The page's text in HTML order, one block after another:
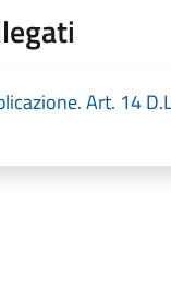
Art. 14